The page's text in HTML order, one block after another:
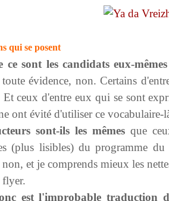
qui se posent
ce sont les candidats eux-mêmes
évidence, non. Certains
ceux d'entre eux qui se sont
ont évité d'utiliser ce vocabulaire-
sont-ils les mêmesque
(plus lisibles) du programme
non, et je comprends mieux les
flyer.
est l'improbable traduction